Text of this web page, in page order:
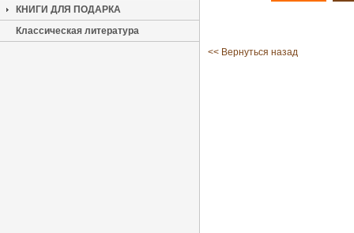
КНИГИ ДЛЯ ПОДАРКА
Классическая литература
<< Вернуться назад